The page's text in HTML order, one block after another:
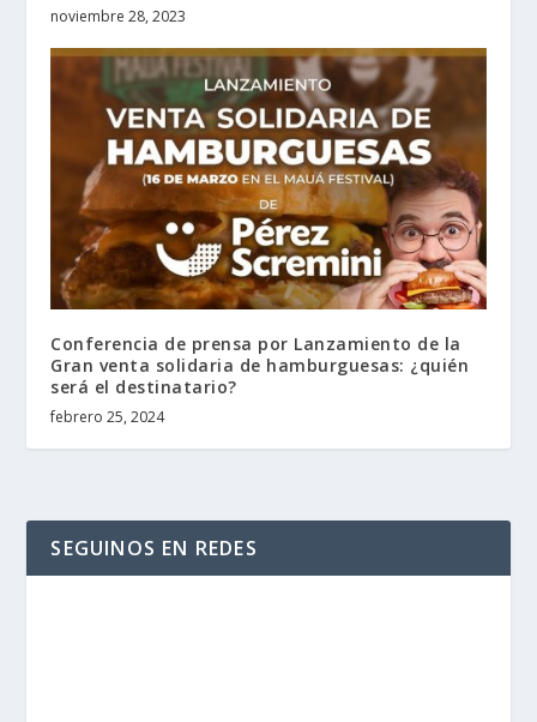
noviembre 28, 2023
Conferencia de prensa por Lanzamiento de la
Gran venta solidaria de hamburguesas: ¿quién
será el destinatario?
febrero 25, 2024
SEGUINOS EN REDES